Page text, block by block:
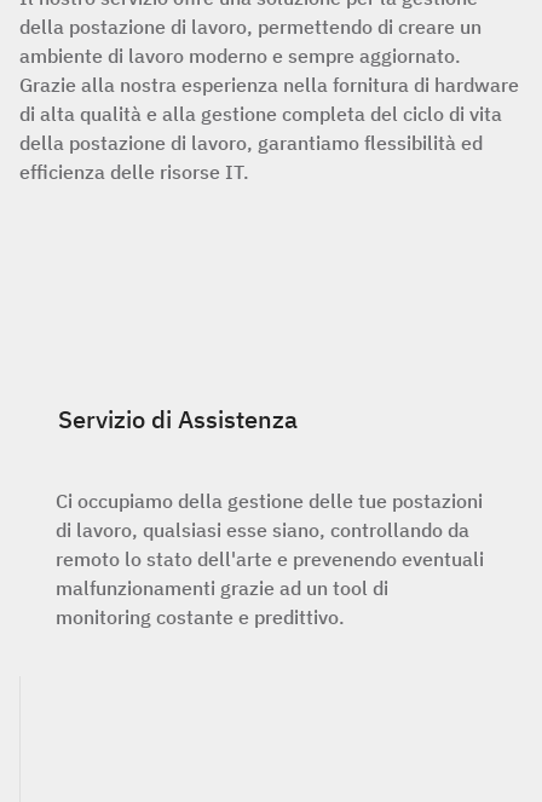
della postazione di lavoro, permettendo di creare un
ambiente di lavoro moderno e sempre aggiornato.
Grazie alla nostra esperienza nella fornitura di hardware
di alta qualità e alla gestione completa del ciclo di vita
della postazione di lavoro, garantiamo flessibilità ed
efficienza delle risorse IT.
Servizio di Assistenza
Ci occupiamo della gestione delle tue postazioni
di lavoro, qualsiasi esse siano, controllando da
remoto lo stato dell'arte e prevenendo eventuali
malfunzionamenti grazie ad un tool di
monitoring costante e predittivo.